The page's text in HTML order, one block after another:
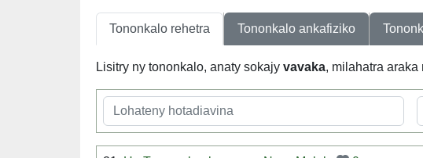
Tononkalo rehetra Tononkalo ankafiziko
Lisitry ny tononkalo, anaty sokajy vavaka, milahatra araka